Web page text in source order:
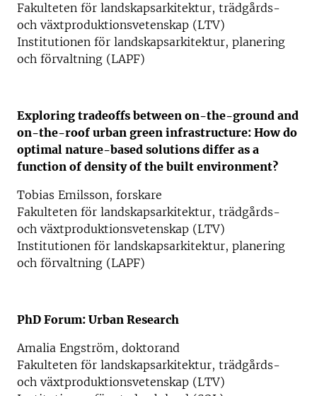
Fakulteten för landskapsarkitektur, trädgårds-
och växtproduktionsvetenskap (LTV)
Institutionen för landskapsarkitektur, planering
och förvaltning (LAPF)
Exploring tradeoffs between on-the-ground and
on-the-roof urban green infrastructure: How do
optimal nature-based solutions differ as a
function of density of the built environment?
Tobias Emilsson, forskare
Fakulteten för landskapsarkitektur, trädgårds-
och växtproduktionsvetenskap (LTV)
Institutionen för landskapsarkitektur, planering
och förvaltning (LAPF)
PhD Forum: Urban Research
Amalia Engström, doktorand
Fakulteten för landskapsarkitektur, trädgårds-
och växtproduktionsvetenskap (LTV)